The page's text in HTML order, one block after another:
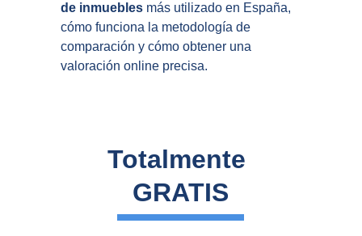
de inmuebles más utilizado en España,
cómo funciona la metodología de
comparación y cómo obtener una
valoración online precisa.
Totalmente
GRATIS